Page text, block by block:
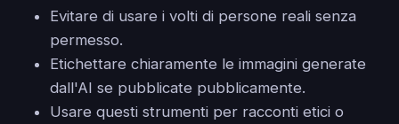
Evitare di usare i volti di persone reali senza
permesso.
Etichettare chiaramente le immagini generate
dall'AI se pubblicate pubblicamente.
Usare questi strumenti per racconti etici o